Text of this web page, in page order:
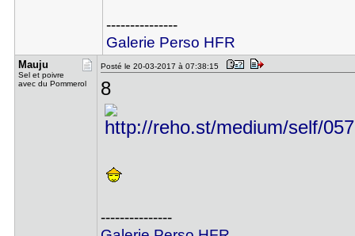
---------------
Galerie Perso HFR
Mauju
Sel et poivre
avec du Pommerol
Posté le 20-03-2017 à 07:38:15
8
---------------